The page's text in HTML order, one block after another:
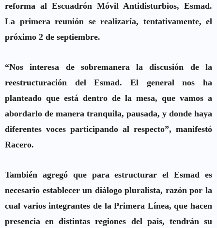
reforma al Escuadrón Móvil Antidisturbios, Esmad.
La primera reunión se realizaría, tentativamente, el
próximo 2 de septiembre.
“Nos interesa de sobremanera la discusión de la
reestructuración delEsmad. El general nos ha
planteado que está dentro de la mesa, que vamos a
abordarlo de manera tranquila, pausada, y donde haya
diferentes voces participando al respecto”, manifestó
Racero.
También agregó que para estructurar el Esmad es
necesario establecer un diálogo pluralista, razón por la
cual varios integrantes de laPrimera Línea, que hacen
presencia en distintas regiones del país, tendrán su